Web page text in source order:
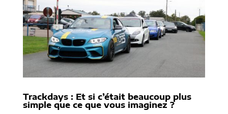
Trackdays : Et si c’était beaucoup plus
simple que ce que vous imaginez ?